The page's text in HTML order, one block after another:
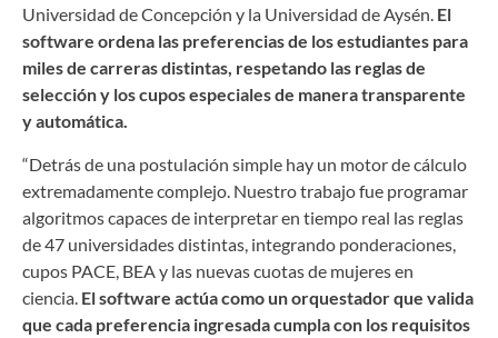
Universidad de Concepción y la Universidad de Aysén. El
software ordena las preferencias de los estudiantes para
miles de carreras distintas, respetando las reglas de
selección y los cupos especiales de manera transparente
y automática.
“Detrás de una postulación simple hay un motor de cálculo
extremadamente complejo. Nuestro trabajo fue programar
algoritmos capaces de interpretar en tiempo real las reglas
de 47 universidades distintas, integrando ponderaciones,
cupos PACE, BEA y las nuevas cuotas de mujeres en
ciencia. El software actúa como un orquestador que valida
que cada preferencia ingresada cumpla con los requisitos